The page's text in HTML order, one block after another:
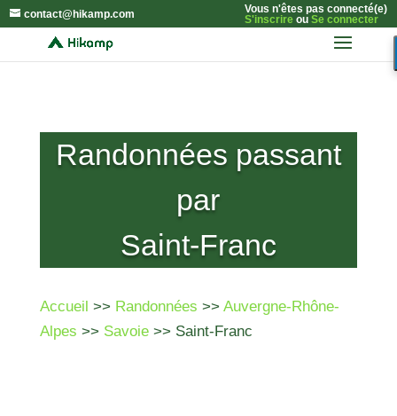
contact@hikamp.com
Vous n'êtes pas connecté(e)
S'inscrireou Se connecter
Randonnées passant
par
Saint-Franc
Accueil >> Randonnées >> Auvergne-Rhône-
Alpes >> Savoie>> Saint-Franc